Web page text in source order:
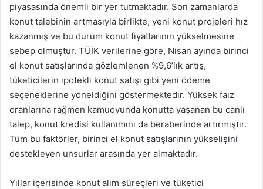
m
e
k
piyasasında önemli bir yer tutmaktadır. Son zamanlarda
konut talebinin artmasıyla birlikte, yeni konut projeleri hız
kazanmış ve bu durum konut fiyatlarının yükselmesine
sebep olmuştur. TÜİK verilerine göre, Nisan ayında birinci
el konut satışlarında gözlemlenen %9,6’lık artış,
tüketicilerin ipotekli konut satışı gibi yeni ödeme
seçeneklerine yöneldiğini göstermektedir. Yüksek faiz
oranlarına rağmen kamuoyunda konutta yaşanan bu canlı
talep, konut kredisi kullanımını da beraberinde artırmıştır.
Tüm bu faktörler, birinci el konut satışlarının yükselişini
destekleyen unsurlar arasında yer almaktadır.
Yıllar içerisinde konut alım süreçleri ve tüketici